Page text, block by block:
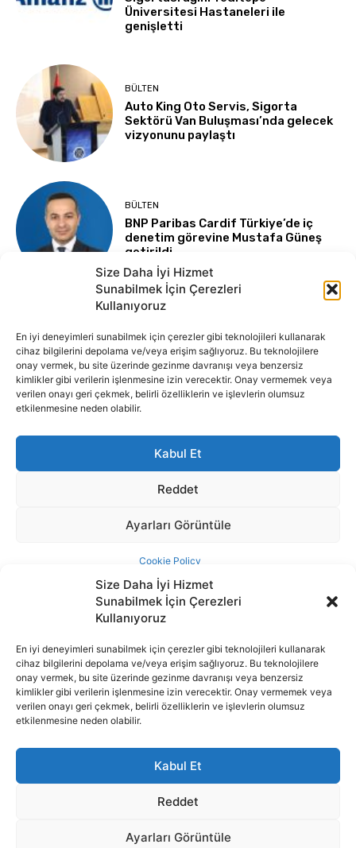
Size Daha İyi Hizmet
Sunabilmek İçin Çerezleri
Kullanıyoruz
En iyi deneyimleri sunabilmek için çerezler gibi teknolojileri kullanarak
cihaz bilgilerini depolama ve/veya erişim sağlıyoruz. Bu teknolojilere
onay vermek, bu site üzerinde gezinme davranışı veya benzersiz
kimlikler gibi verilerin işlenmesine izin verecektir. Onay vermemek veya
verilen onayı geri çekmek, belirli özelliklerin ve işlevlerin olumsuz
etkilenmesine neden olabilir.
Kabul Et
Reddet
Ayarları Görüntüle
İnternet portalımızda yer alan tüm haber metini, resim ve benzeri
içeriğin hakları Sigortamedya Yayıncılık A.Ş.'ye aittir. Hiçbir şekilde
basılı ya da elektronik bir ortamda, kaynak gösterilse bile izin
alınmadan kullanılamaz.